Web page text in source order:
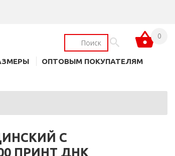
0
ОПТОВЫМ ПОКУПАТЕЛЯМ
С
ПРИНТ ДНК